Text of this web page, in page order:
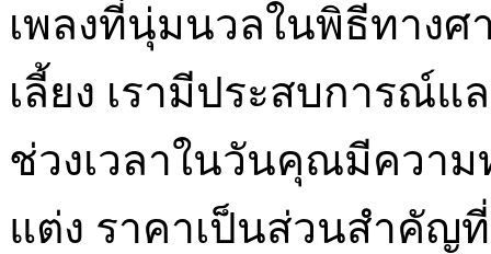
เพลงที่นุ่มนวลในพิธีทางศ
เลี้ยง เรามีประสบการณ์
ช่วงเวลาในวันคุณมีควา
แต่ง ราคาเป็นส่วนสำคัญ